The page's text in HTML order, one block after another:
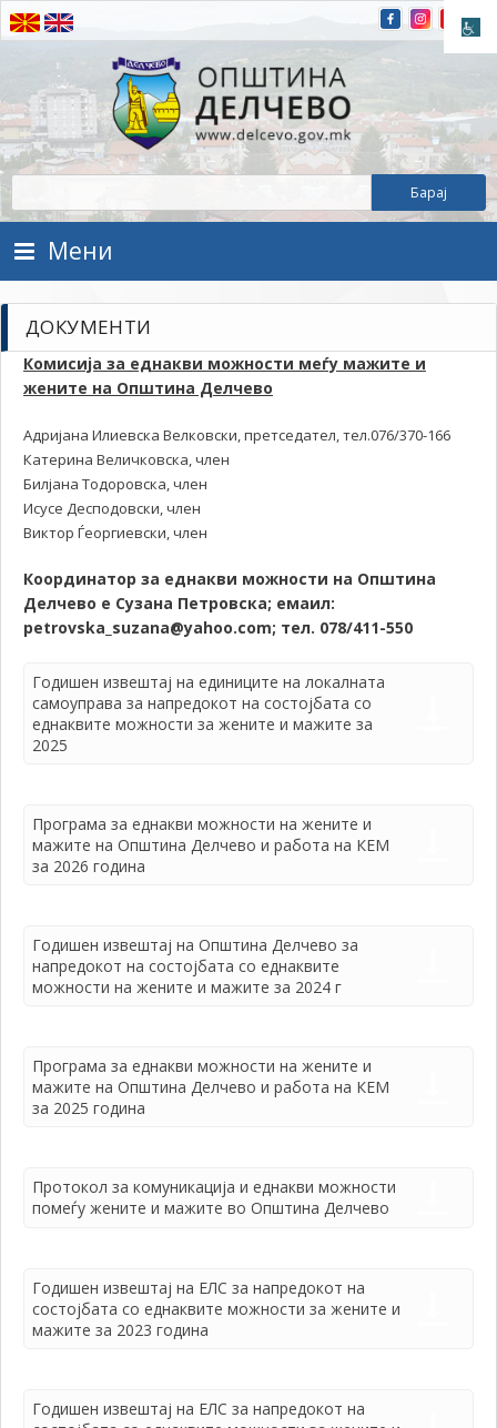
Прескокнете на содржината
Општина Делчево
Општина Делчево
Мени
ДОКУМЕНТИ
Комисија за еднакви можности меѓу мажите и
жените на Општина Делчево
Адријана Илиевска Велковски, претседател, тел.076/370-166
Катерина Величковска, член
Билјана Тодоровска, член
Исусе Десподовски, член
Виктор Ѓеоргиевски, член
Координатор за еднакви можности на Општина
Делчево е Сузана Петровска; емаил:
petrovska_suzana@yahoo.com; тел. 078/411-550
Годишен извештај на единиците на локалната
самоуправа за напредокот на состојбата со
еднаквите можности за жените и мажите за
2025
Програма за еднакви можности на жените и
мажите на Општина Делчево и работа на КЕМ
за 2026 година
Годишен извештај на Општина Делчево за
напредокот на состојбата со еднаквите
можности на жените и мажите за 2024 г
Програма за еднакви можности на жените и
мажите на Општина Делчево и работа на КЕМ
за 2025 година
Протокол за комуникација и еднакви можности
помеѓу жените и мажите во Општина Делчево
Годишен извештај на ЕЛС за напредокот на
состојбата со еднаквите можности за жените и
мажите за 2023 година
Годишен извештај на ЕЛС за напредокот на